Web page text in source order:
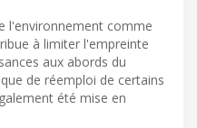
l'environnement comme
à limiter l'empreinte
aux abords du
de réemploi de certains
été mise en